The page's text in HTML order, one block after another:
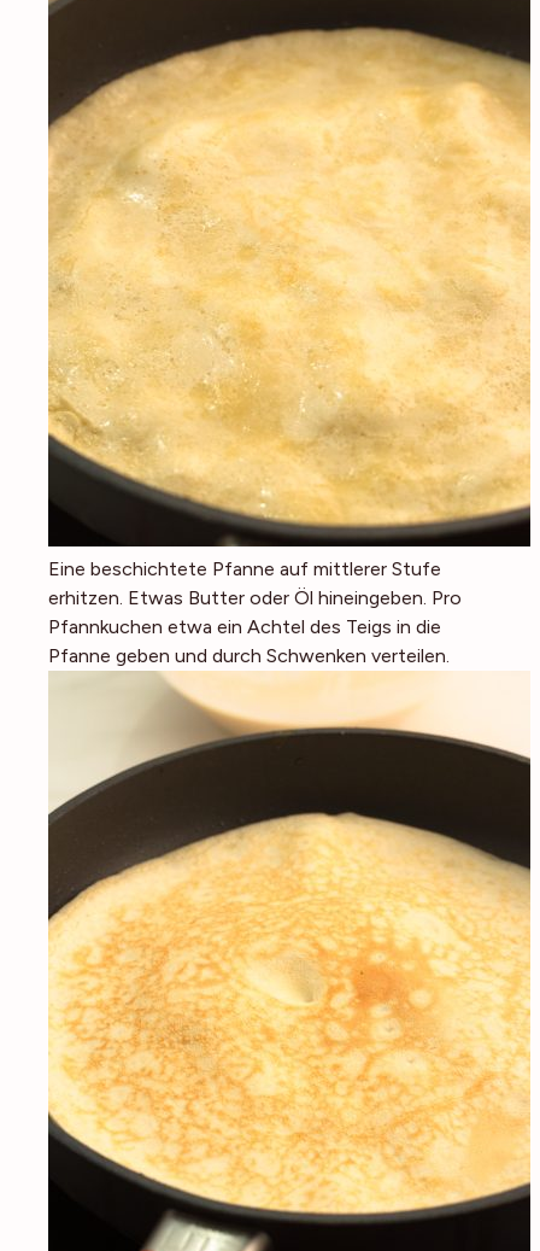
Eine beschichtete Pfanne auf mittlerer Stufe
erhitzen. Etwas Butter oder Öl hineingeben. Pro
Pfannkuchen etwa ein Achtel des Teigs in die
Pfanne geben und durch Schwenken verteilen.